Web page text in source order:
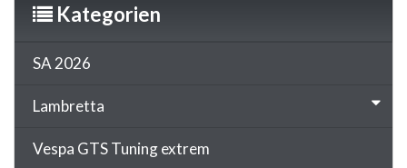
Kategorien
SA 2026
Lambretta
Vespa GTS Tuning extrem